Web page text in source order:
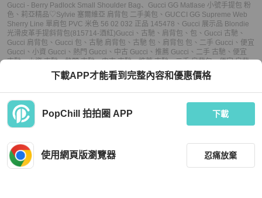
Gucci - Berry Padlock Small Shoulder Bag、 Gucci GG Matlase 小號手提包 粉
色 、 莉亞精品♡Sylvie 塞爾維亞 肩背包 二手美包 、 GUCCI GG Supreme Web
Sherry Line 單肩包 PVC 米色 56 02 032 正品 145478 、 Gucci 展示品 Blondie
光滑皮革手提斜背包(815714-酒紅)Gucci 、 古馳 、 肩背包 、 包 、 Gucci 古馳 、
Gucci 肩背包 、 Gucci 包 、 古馳 肩背包 、 古馳 包 、 肩背包 包 、 二手 Gucci 、 便宜
Gucci 、 小資 Gucci 、 熱門 Gucci 、 中古 Gucci 、 推薦 Gucci 、 二手 古馳 、 便宜
古馳、小資 古馳、熱門 古馳、中古 古馳、推薦 古馳、二手 肩背包、便宜 肩背
小資 肩背包、熱門 肩背包、中古 肩背包 、 推薦 肩背包、二手 包
熱門 包、 中古 包、推薦 包
下載APP才能看到完整內容和優惠價格
PopChill 拍拍圈 APP 下載
使用網頁版瀏覽器 忍痛放棄